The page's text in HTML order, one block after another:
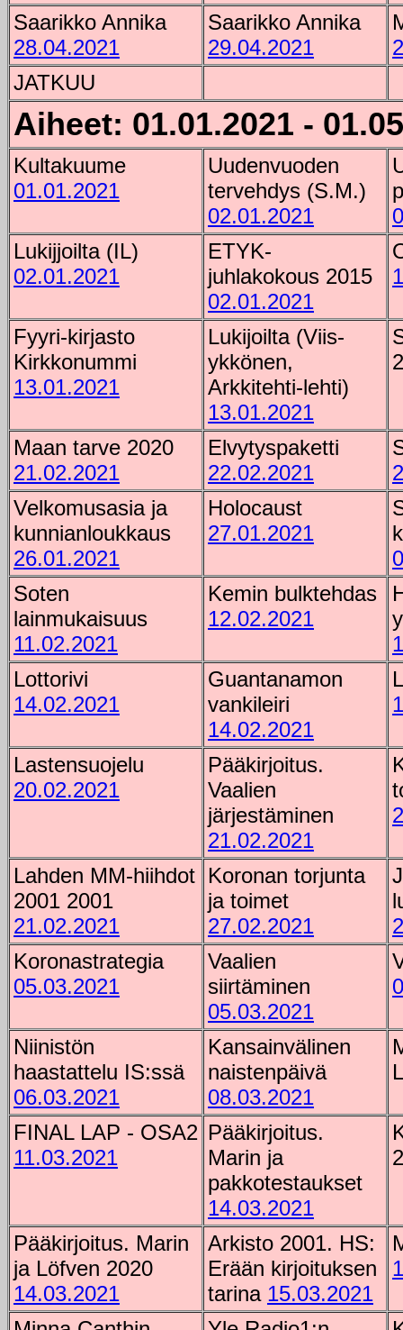
Saarikko Annika
28.04.2021
Saarikko Annika
29.04.2021
JATKUU
Aiheet: 01.01.2021 -
Kultakuume
01.01.2021
Uudenvuoden
tervehdys (S.M.)
02.01.2021
Lukijjoilta (IL)
02.01.2021
ETYK-
juhlakokous 2015
02.01.2021
Fyyri-kirjasto
Kirkkonummi
13.01.2021
Lukijoilta (Viis-
ykkönen,
Arkkitehti-lehti)
13.01.2021
Maan tarve 2020
21.02.2021
Elvytyspaketti
22.02.2021
Velkomusasia ja
kunnianloukkaus
26.01.2021
Holocaust
27.01.2021
Soten
lainmukaisuus
11.02.2021
Kemin bulktehdas
12.02.2021
Lottorivi
14.02.2021
Guantanamon
vankileiri
14.02.2021
Lastensuojelu
20.02.2021
Pääkirjoitus.
Vaalien
järjestäminen
21.02.2021
Lahden MM-hiihdot
2001 2001
21.02.2021
Koronan torjunta
ja toimet
27.02.2021
Koronastrategia
05.03.2021
Vaalien
siirtäminen
05.03.2021
Niinistön
haastattelu IS:ssä
06.03.2021
Kansainvälinen
naistenpäivä
08.03.2021
FINAL LAP - OSA2
11.03.2021
Pääkirjoitus.
Marin ja
pakkotestaukset
14.03.2021
Pääkirjoitus. Marin
ja Löfven 2020
14.03.2021
Arkisto 2001. HS:
Erään kirjoituksen
tarina 15.03.2021